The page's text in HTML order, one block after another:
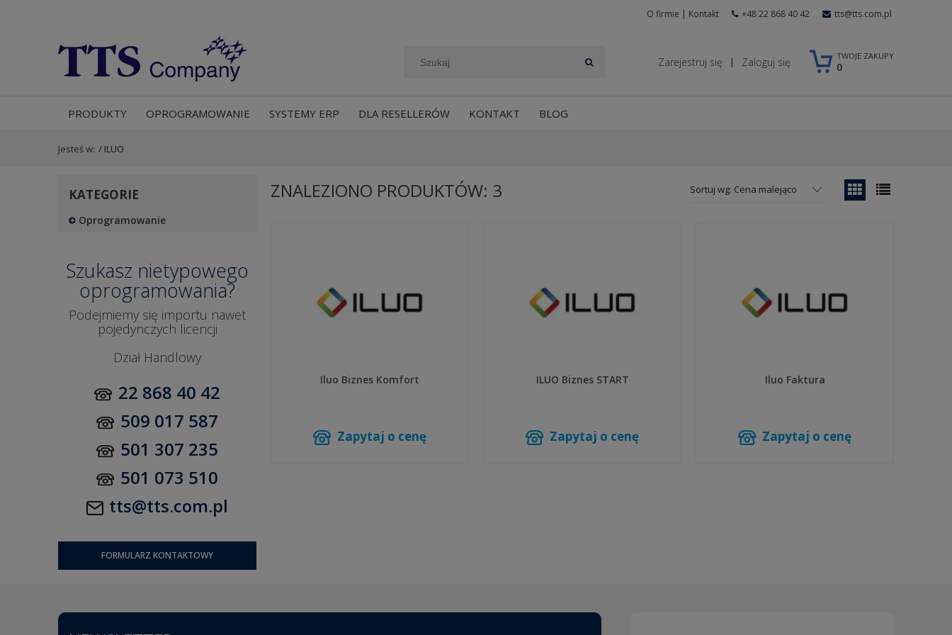
O firmie | Kontakt +48 22 868 40 42 tts@tts.com.pl
TWOJE ZAKUPY
0
Zarejestruj się | Zaloguj się
PRODUKTY OPROGRAMOWANIE SYSTEMY ERP DLA RESELLERÓW KONTAKT BLOG
Jesteś w: / ILUO
KATEGORIE
Oprogramowanie
Szukasz nietypowego
oprogramowania?
Podejmiemy się importu nawet
pojedynczych licencji
Dział Handlowy
22 868 40 42
509 017 587
501 307 235
501 073 510
tts@tts.com.pl
FORMULARZ KONTAKTOWY
ZNALEZIONO PRODUKTÓW: 3 Sortuj wg: Cena malejąco
Iluo Biznes Komfort
Zapytaj o cenę
ILUO Biznes START
Zapytaj o cenę
Iluo Faktura
Zapytaj o cenę